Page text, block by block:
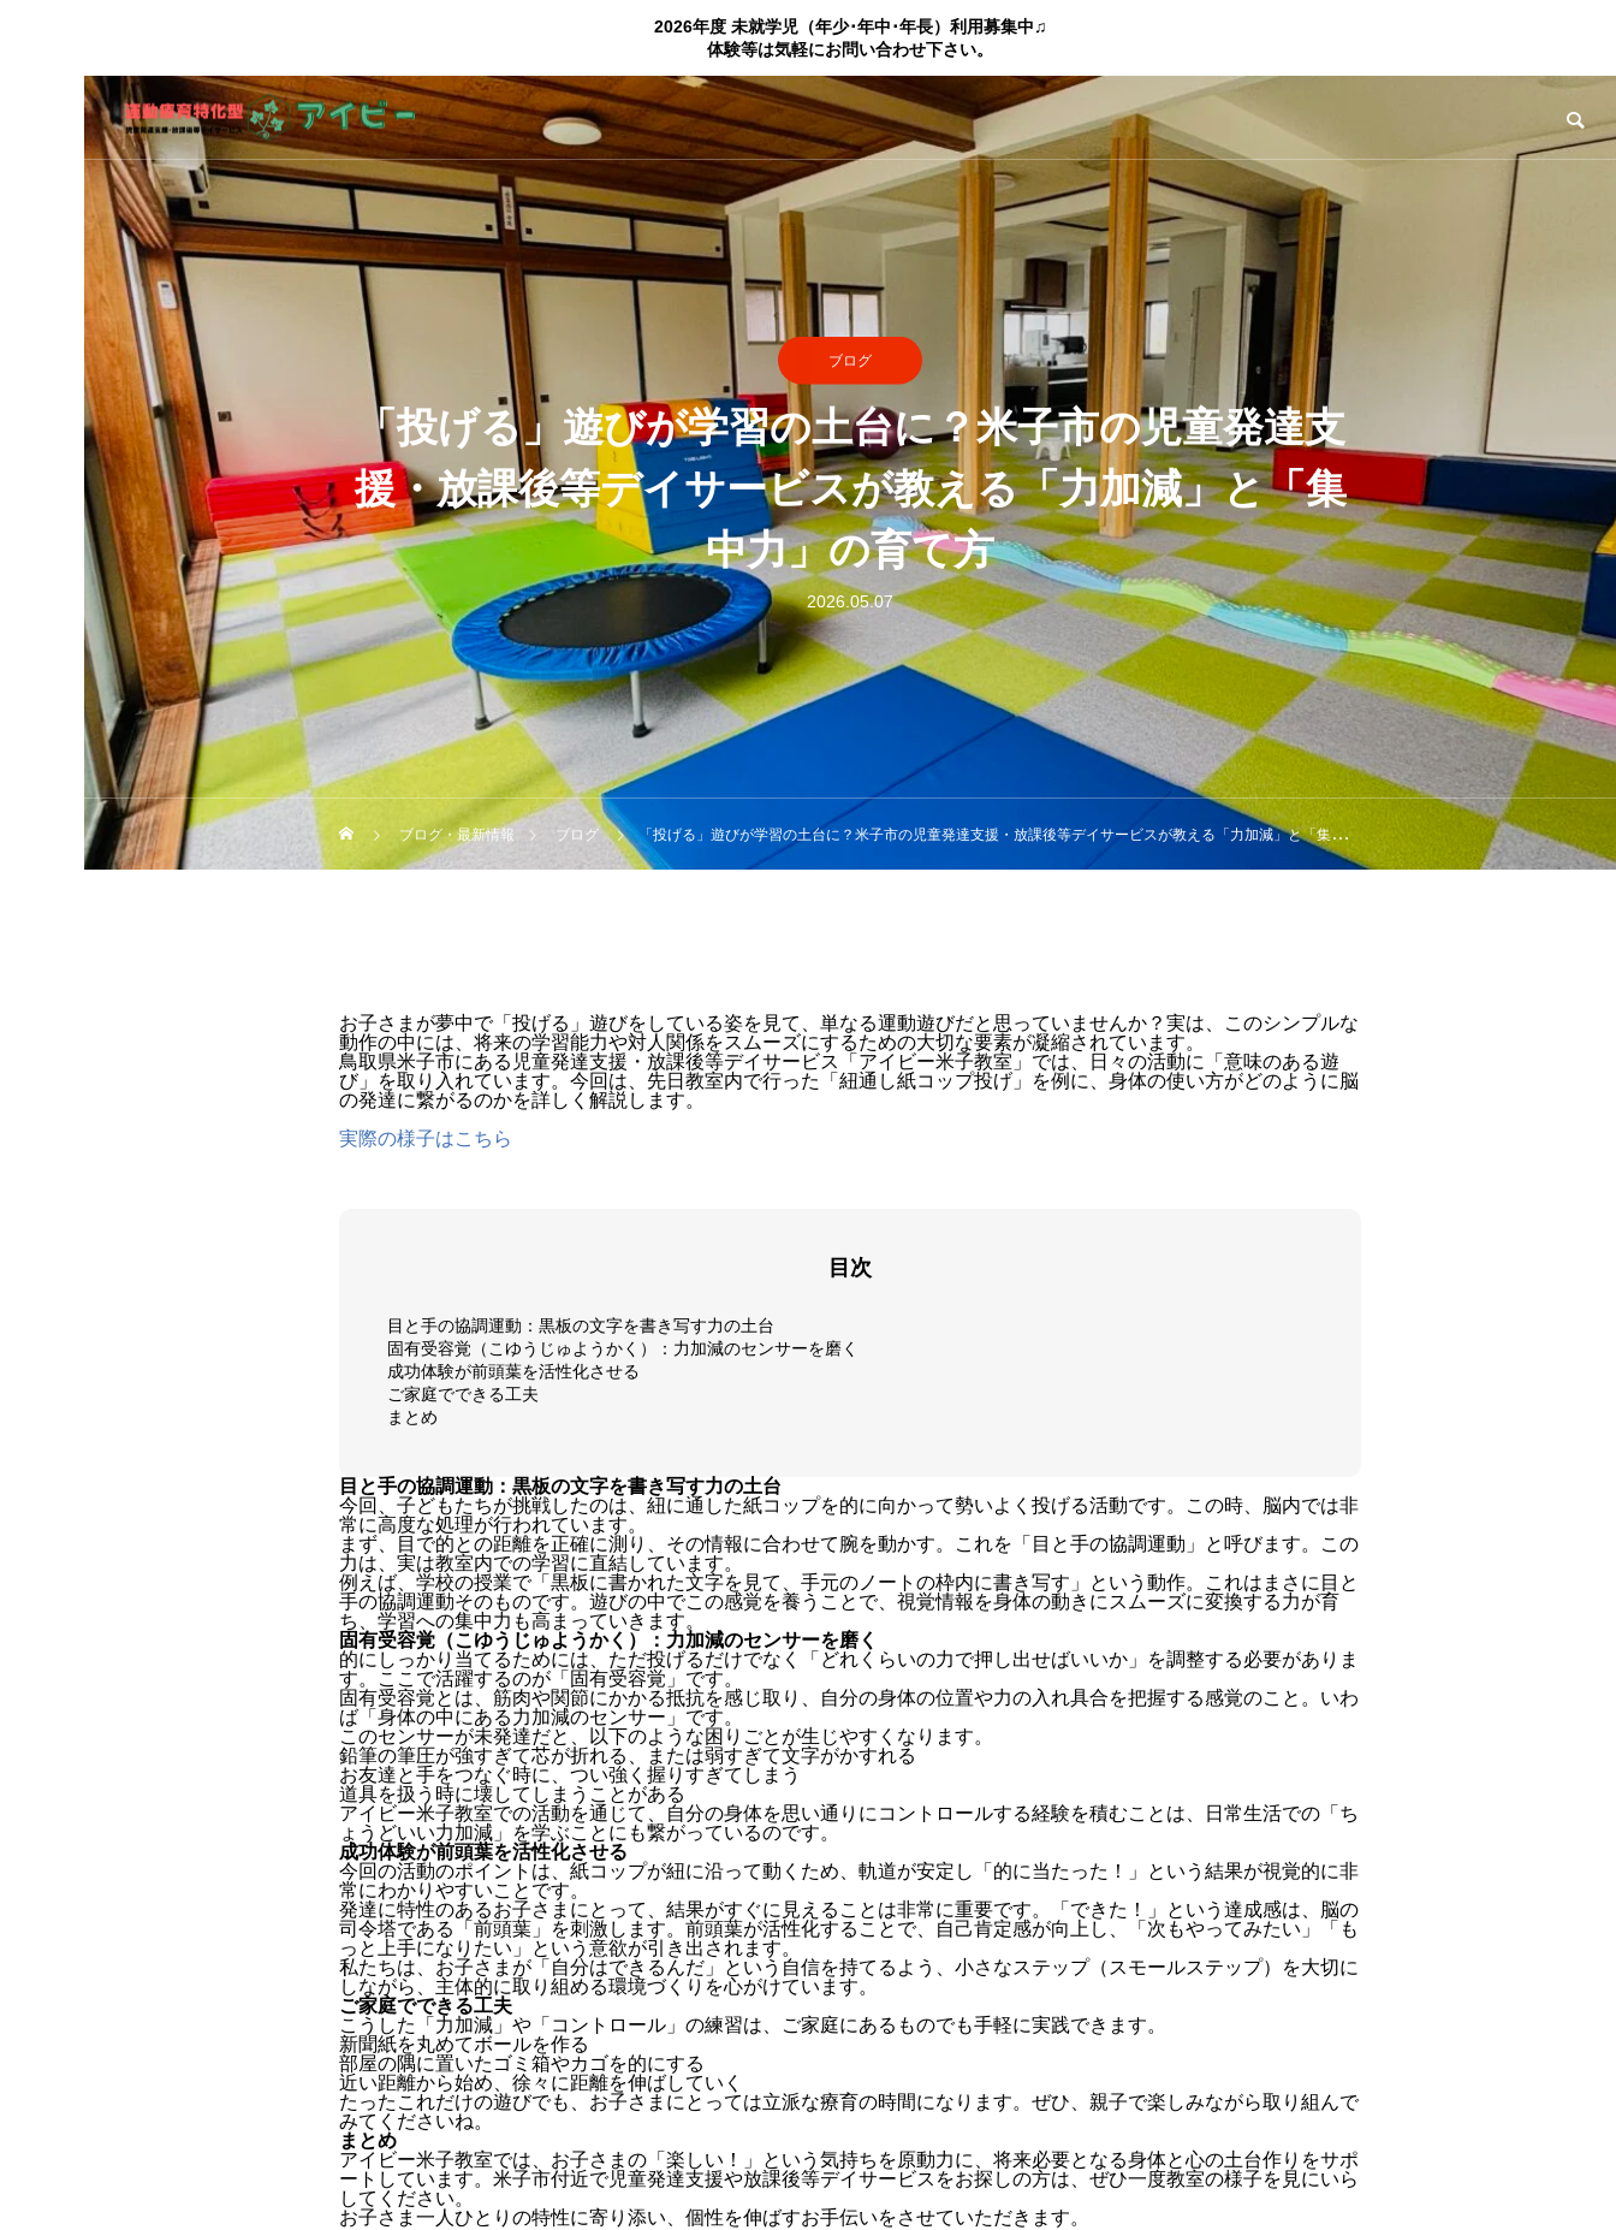
2026年度 未就学児（年少･年中･年長）利用募集中♫
体験等は気軽にお問い合わせ下さい。
ブログ
「投げる」遊びが学習の土台に？米子市の児童発達支
援・放課後等デイサービスが教える「力加減」と「集
中力」の育て方
2026.05.07
ブログ・最新情報 ブログ 「投げる」遊びが学習の土台に？米子市の児童発達支援・放課後等デイサービスが教える「力加減」と「集中力」の育て方
お子さまが夢中で「投げる」遊びをしている姿を見て、単なる運動遊びだと思っていませんか？実は、このシンプルな
動作の中には、将来の学習能力や対人関係をスムーズにするための大切な要素が凝縮されています。
鳥取県米子市にある児童発達支援・放課後等デイサービス「アイビー米子教室」では、日々の活動に「意味のある遊
び」を取り入れています。今回は、先日教室内で行った「紐通し紙コップ投げ」を例に、身体の使い方がどのように脳
の発達に繋がるのかを詳しく解説します。
実際の様子はこちら
目次
目と手の協調運動：黒板の文字を書き写す力の土台
固有受容覚（こゆうじゅようかく）：力加減のセンサーを磨く
成功体験が前頭葉を活性化させる
ご家庭でできる工夫
まとめ
目と手の協調運動：黒板の文字を書き写す力の土台
今回、子どもたちが挑戦したのは、紐に通した紙コップを的に向かって勢いよく投げる活動です。この時、脳内では非
常に高度な処理が行われています。
まず、目で的との距離を正確に測り、その情報に合わせて腕を動かす。これを「目と手の協調運動」と呼びます。この
力は、実は教室内での学習に直結しています。
例えば、学校の授業で「黒板に書かれた文字を見て、手元のノートの枠内に書き写す」という動作。これはまさに目と
手の協調運動そのものです。遊びの中でこの感覚を養うことで、視覚情報を身体の動きにスムーズに変換する力が育
ち、学習への集中力も高まっていきます。
固有受容覚（こゆうじゅようかく）：力加減のセンサーを磨く
的にしっかり当てるためには、ただ投げるだけでなく「どれくらいの力で押し出せばいいか」を調整する必要がありま
す。ここで活躍するのが「固有受容覚」です。
固有受容覚とは、筋肉や関節にかかる抵抗を感じ取り、自分の身体の位置や力の入れ具合を把握する感覚のこと。いわ
ば「身体の中にある力加減のセンサー」です。
このセンサーが未発達だと、以下のような困りごとが生じやすくなります。
鉛筆の筆圧が強すぎて芯が折れる、または弱すぎて文字がかすれる
お友達と手をつなぐ時に、つい強く握りすぎてしまう
道具を扱う時に壊してしまうことがある
アイビー米子教室での活動を通じて、自分の身体を思い通りにコントロールする経験を積むことは、日常生活での「ち
ょうどいい力加減」を学ぶことにも繋がっているのです。
成功体験が前頭葉を活性化させる
今回の活動のポイントは、紙コップが紐に沿って動くため、軌道が安定し「的に当たった！」という結果が視覚的に非
常にわかりやすいことです。
発達に特性のあるお子さまにとって、結果がすぐに見えることは非常に重要です。「できた！」という達成感は、脳の
司令塔である「前頭葉」を刺激します。前頭葉が活性化することで、自己肯定感が向上し、「次もやってみたい」「も
っと上手になりたい」という意欲が引き出されます。
私たちは、お子さまが「自分はできるんだ」という自信を持てるよう、小さなステップ（スモールステップ）を大切に
しながら、主体的に取り組める環境づくりを心がけています。
ご家庭でできる工夫
こうした「力加減」や「コントロール」の練習は、ご家庭にあるものでも手軽に実践できます。
新聞紙を丸めてボールを作る
部屋の隅に置いたゴミ箱やカゴを的にする
近い距離から始め、徐々に距離を伸ばしていく
たったこれだけの遊びでも、お子さまにとっては立派な療育の時間になります。ぜひ、親子で楽しみながら取り組んで
みてくださいね。
まとめ
アイビー米子教室では、お子さまの「楽しい！」という気持ちを原動力に、将来必要となる身体と心の土台作りをサポ
ートしています。米子市付近で児童発達支援や放課後等デイサービスをお探しの方は、ぜひ一度教室の様子を見にいら
してください。
お子さま一人ひとりの特性に寄り添い、個性を伸ばすお手伝いをさせていただきます。